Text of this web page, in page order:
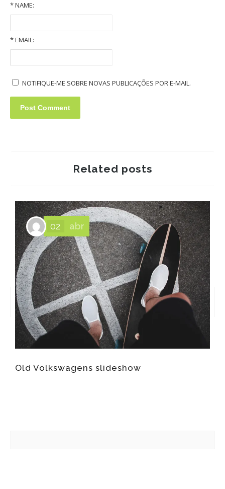
*NAME:
*EMAIL:
NOTIFIQUE-ME SOBRE NOVAS PUBLICAÇÕES POR E-MAIL.
Related posts
Old Volkswagens slideshow
02 abr